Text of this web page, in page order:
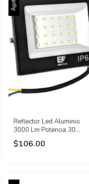
Reflector Led Aluminio
3000 Lm Potencia 30w
Eli Electric Rgb Negro
$106.00